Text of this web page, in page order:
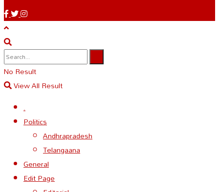
No Result
View All Result
.
Politics
Andhrapradesh
Telangaana
General
Edit Page